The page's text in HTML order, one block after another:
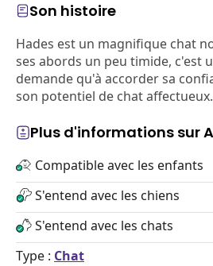
Son histoire
Hades est un magnifique chat
ses abords un peu timide, c'est
demande qu'à accorder sa
son potentiel de chat affectueux.
Plus d'informations sur
Compatible avec les enfants
S'entend avec les chiens
S'entend avec les chats
Type : Chat